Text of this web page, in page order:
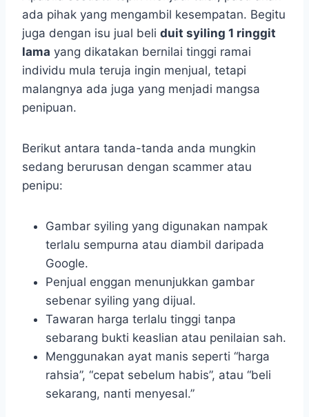
ada pihak yang mengambil kesempatan. Begitu
juga dengan isu jual beli duit syiling 1 ringgit
lama yang dikatakan bernilai tinggi ramai
individu mula teruja ingin menjual, tetapi
malangnya ada juga yang menjadi mangsa
penipuan.
Berikut antara tanda-tanda anda mungkin
sedang berurusan dengan scammer atau
penipu:
Gambar syiling yang digunakan nampak
terlalu sempurna atau diambil daripada
Google.
Penjual enggan menunjukkan gambar
sebenar syiling yang dijual.
Tawaran harga terlalu tinggi tanpa
sebarang bukti keaslian atau penilaian sah.
Menggunakan ayat manis seperti “harga
rahsia”, “cepat sebelum habis”, atau “beli
sekarang, nanti menyesal.”